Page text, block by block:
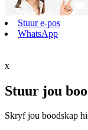
Stuur e-pos
WhatsApp
x
Stuur jou
Skryf jou boodskap